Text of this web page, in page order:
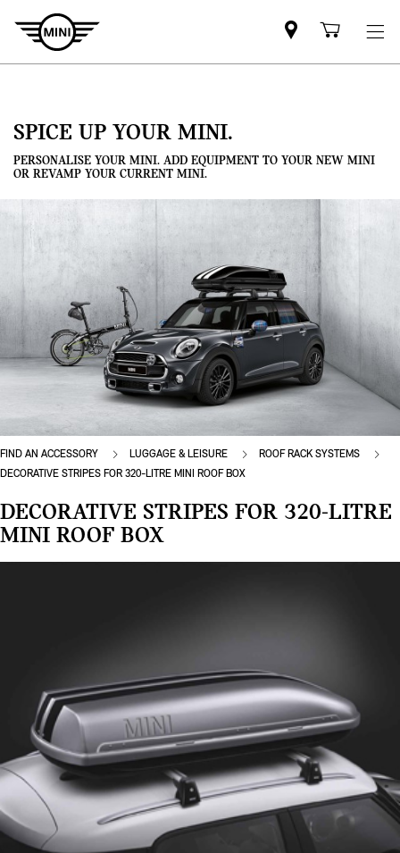
Mini
dealercart
SPICE UP YOUR MINI.
PERSONALISE YOUR MINI. ADD EQUIPMENT TO YOUR NEW MINI
OR REVAMP YOUR CURRENT MINI.
FIND AN ACCESSORY LUGGAGE & LEISURE
ROOF RACK SYSTEMS
DECORATIVE STRIPES FOR 320-LITRE MINI ROOF BOX
DECORATIVE STRIPES FOR 320-LITRE
MINI ROOF BOX